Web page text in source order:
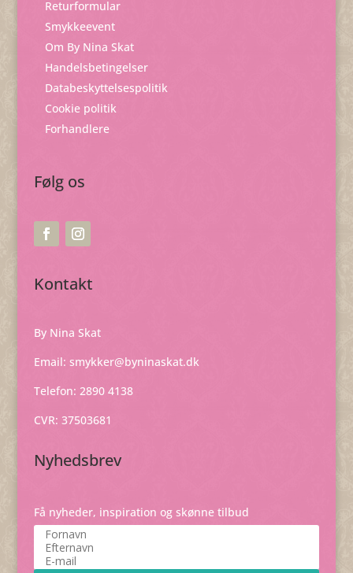
Returformular
Smykkeevent
Om By Nina Skat
Handelsbetingelser
Databeskyttelsespolitik
Cookie politik
Forhandlere
Følg os
Kontakt
By Nina Skat
Email: smykker@byninaskat.dk
Telefon: 2890 4138
CVR: 37503681
Nyhedsbrev
Få nyheder, inspiration og skønne tilbud